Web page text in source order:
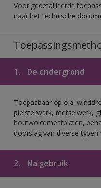
Voor gedetailleerde
naar het technische
1. De ondergrond
Toepasbaar op o.a.
pleisterwerk, metselwerk,
houtwolcementplaten,
doorslag van diverse typen
2. Na gebruik